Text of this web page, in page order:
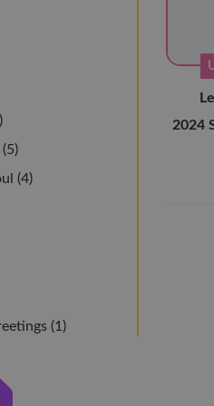
(5)
(4)
(1)
2024